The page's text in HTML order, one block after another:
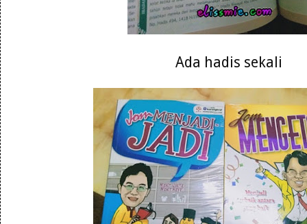
Ada hadis sekali